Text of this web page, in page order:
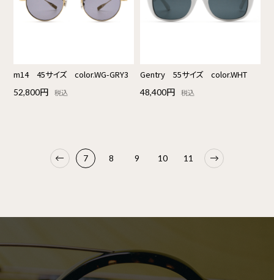
m14 45サイズ color.WG-GRY3
52,800円 税込
Gentry 55サイズ color.WHT
48,400円 税込
7 8 9 10 11